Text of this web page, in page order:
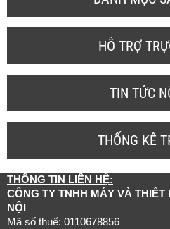
HỖ TRỢ
TIN TỨC
THỐNG KÊ
THÔNG TIN LIÊN HỆ:
CÔNG TY TNHH MÁY VÀ
NỘI
Mã số thuế: 0110678856